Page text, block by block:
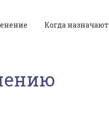
Когда назначают